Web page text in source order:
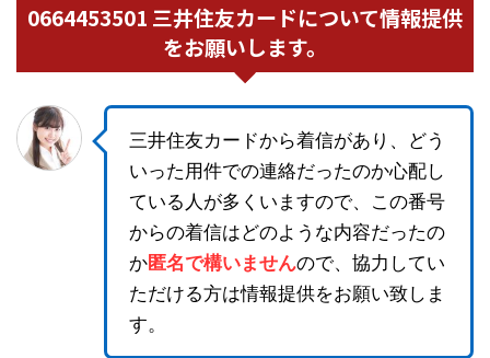
0664453501 三井住友カードについて情報提供
をお願いします。
三井住友カードから着信があり、どう
いった用件での連絡だったのか心配し
ている人が多くいますので、この番号
からの着信はどのような内容だったの
か匿名で構いませんので、協力してい
ただける方は情報提供をお願い致しま
す。